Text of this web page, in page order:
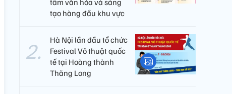
tâm văn hóa và sáng
tạo hàng đầu khu vực
Hà Nội lần đầu tổ chức
Festival Võ thuật quốc
tế tại Hoàng thành
Thăng Long